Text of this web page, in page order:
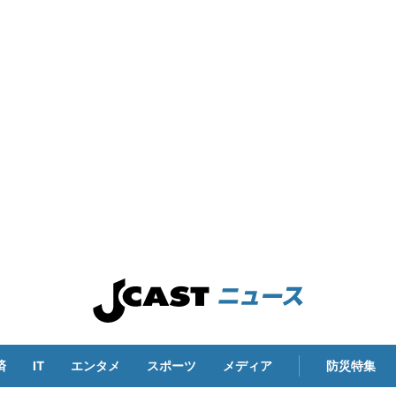
IT エンタメ スポーツ メディア 防災特集